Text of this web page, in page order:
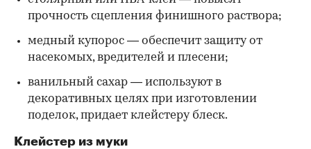
прочность сцепления финишного раствора;
медный купорос — обеспечит защиту от
насекомых, вредителей и плесени;
ванильный сахар — используют в
декоративных целях при изготовлении
поделок, придает клейстеру блеск.
Клейстер из муки